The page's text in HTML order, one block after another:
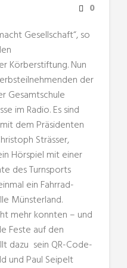
0
Gesellschaft“, so
Körberstiftung. Nun
der
Gesamtschule
im Radio. Es sind
dem Präsidenten
Strässer,
Hörspiel mit einer
des Turnsports
ein Fahrrad-
Münsterland.
mehr konnten – und
Feste auf den
dazu sein QR-Code-
und Paul Seipelt